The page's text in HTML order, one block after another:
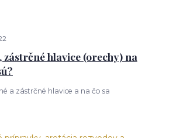
zástrčné hlavice (orechy) na
a zástrčné hlavice a na čo sa